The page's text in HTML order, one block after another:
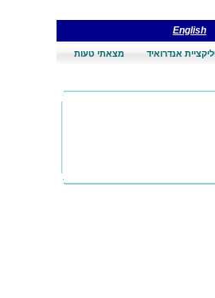
English
אנדרואיד מצאתי טעות